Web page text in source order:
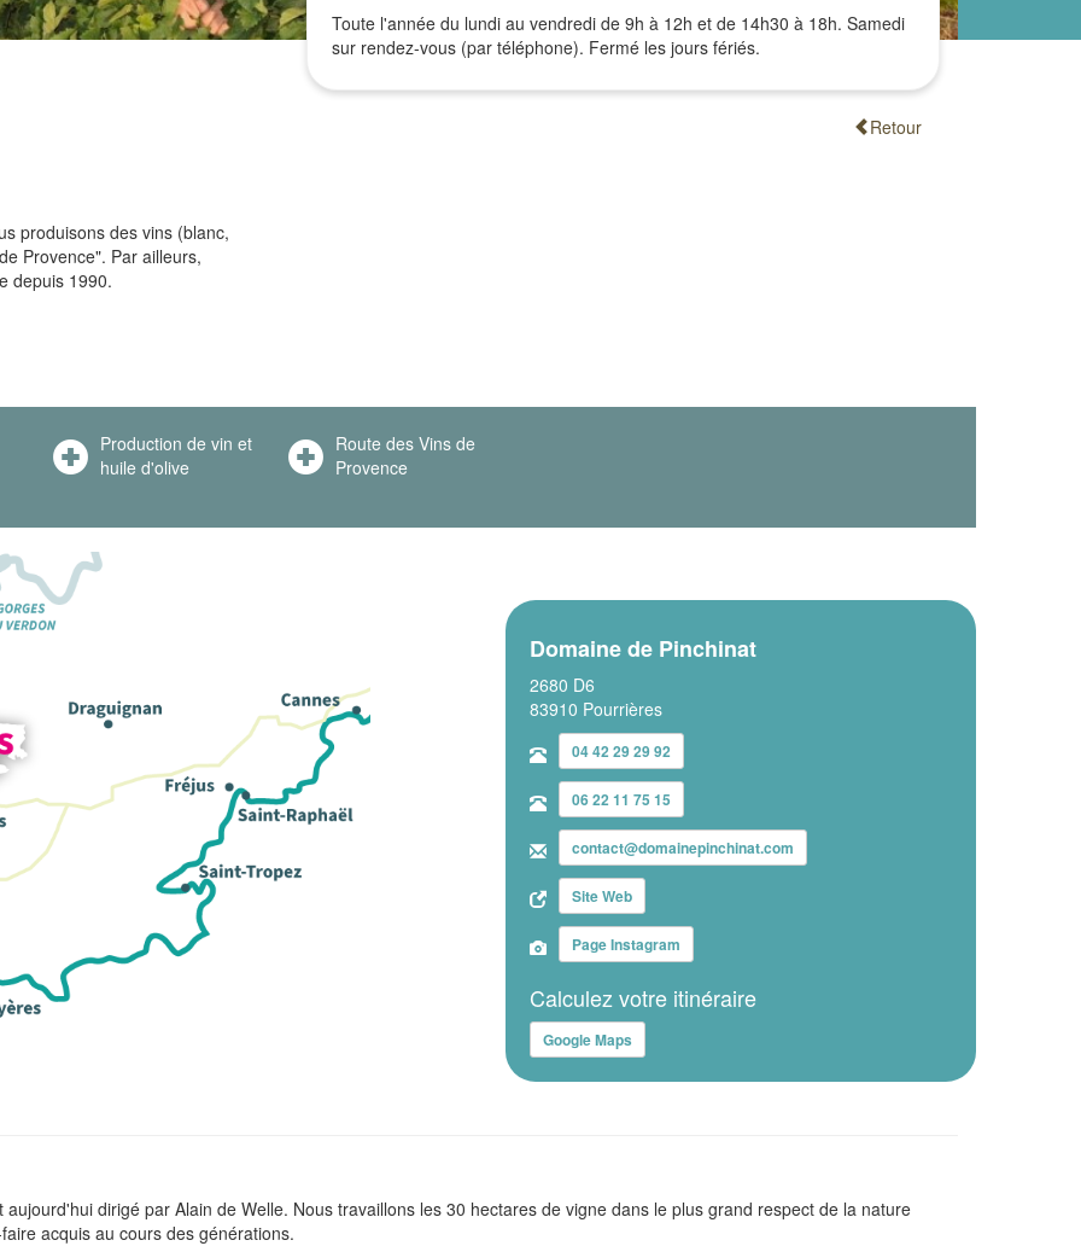
produisons des vins (blanc,
Provence". Par ailleurs,
depuis 1990.
Toute l'année du lundi au vendredi de 9h à 12h et de 14h30 à 18h. Samedi
sur rendez-vous (par téléphone). Fermé les jours fériés.
Retour
Production de vin et
huile d'olive
Route des Vins de
Provence
Domaine de Pinchinat
2680 D6
83910 Pourrières
04 42 29 29 92
06 22 11 75 15
contact@domainepinchinat.com
Site Web
Page Instagram
Calculez votre itinéraire
Google Maps
dirigé par Alain de Welle. Nous travaillons les 30 hectares de vigne dans le plus grand respect de la nature
acquis au cours des générations.